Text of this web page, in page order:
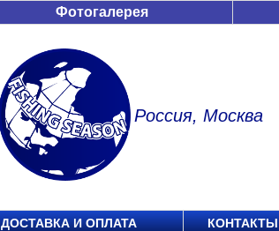
Фотогалерея
Россия, Москва
ДОСТАВКА И ОПЛАТА КОНТАКТЫ